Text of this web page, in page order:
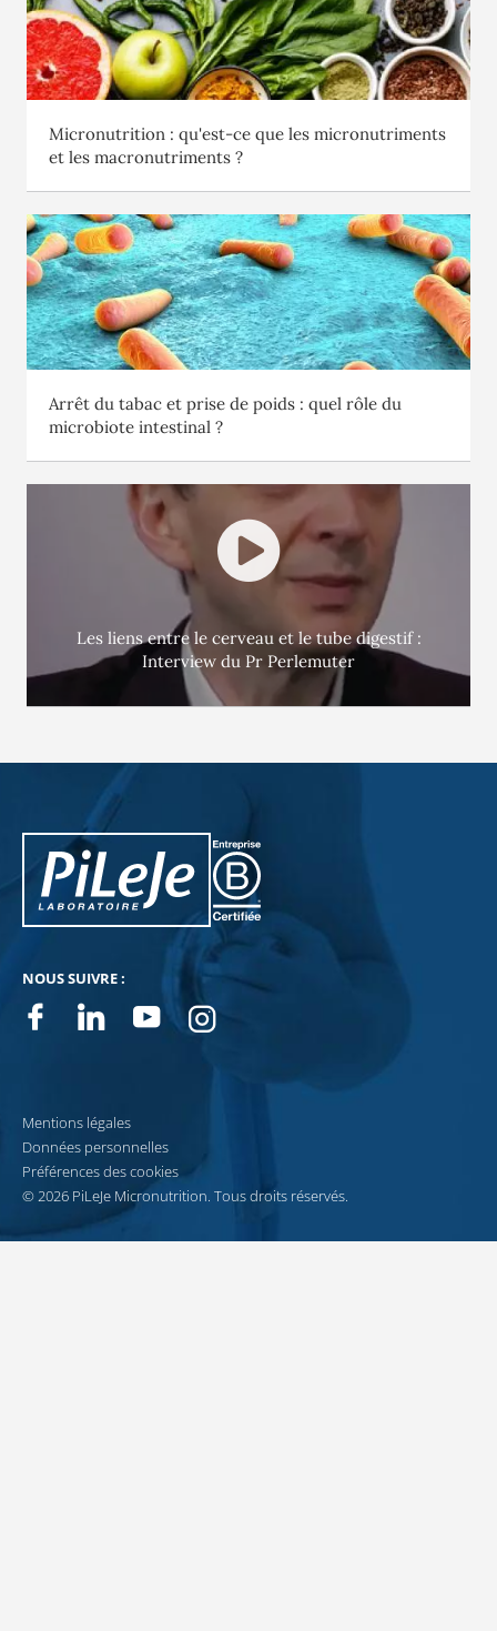
Micronutrition : qu'est-ce que les micronutriments
et les macronutriments ?
Arrêt du tabac et prise de poids : quel rôle du
microbiote intestinal ?
Les liens entre le cerveau et le tube digestif :
Interview du Pr Perlemuter
PiLeJe : informations complémentaires
NOUS SUIVRE :
Facebook
Linkedin
YoutubeInstagram
Mentions légales
Données personnelles
Préférences des cookies
© 2026 PiLeJe Micronutrition. Tous droits réservés.
Recevez notre newsletter